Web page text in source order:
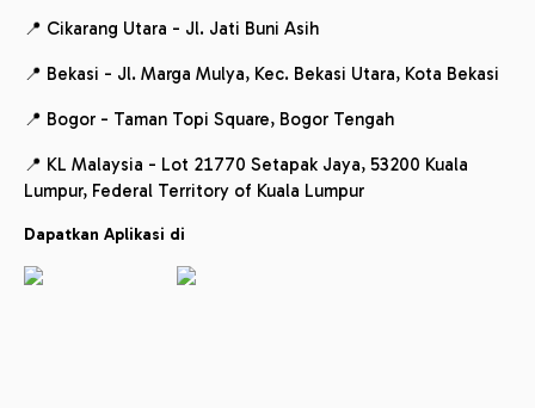
📍 Cikarang Utara - Jl. Jati Buni Asih
📍 Bekasi - Jl. Marga Mulya, Kec. Bekasi Utara, Kota Bekasi
📍 Bogor - Taman Topi Square, Bogor Tengah
📍 KL Malaysia - Lot 21770 Setapak Jaya, 53200 Kuala
Lumpur, Federal Territory of Kuala Lumpur
Dapatkan Aplikasi di